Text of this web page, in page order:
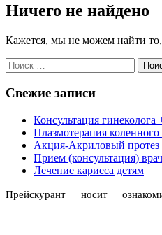
Ничего не найдено
Кажется, мы не можем найти
Поиск
Свежие записи
Консультация гинеколога
Плазмотерапия коленного
Акция-Акриловый протез
Прием (консультация)
Лечение кариеса детям
Прейскурант носит